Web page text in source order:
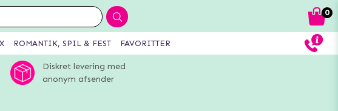
0
ROMANTIK, SPIL & FEST FAVORITTER
Diskret levering med
anonym afsender